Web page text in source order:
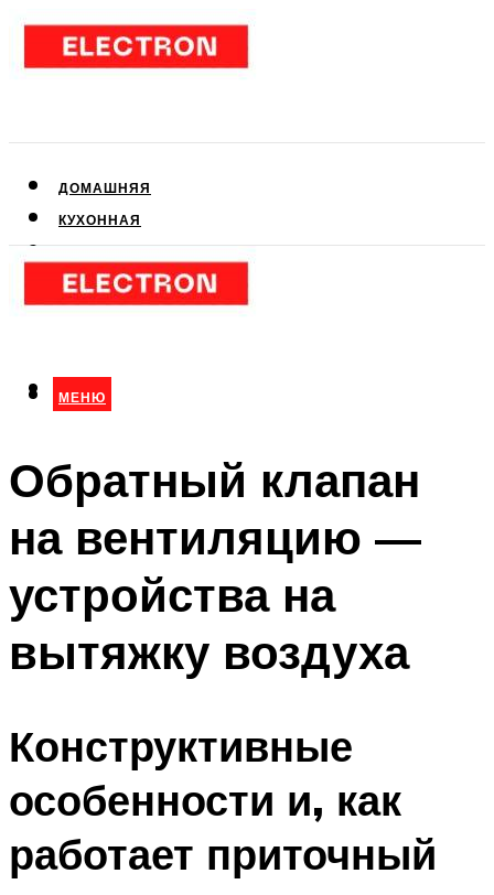
ДОМАШНЯЯ
КУХОННАЯ
КЛИМАТИЧЕСКАЯ
МЕНЮ
МЕНЮ
Обратный клапан
на вентиляцию —
устройства на
вытяжку воздуха
Конструктивные
особенности и, как
работает приточный